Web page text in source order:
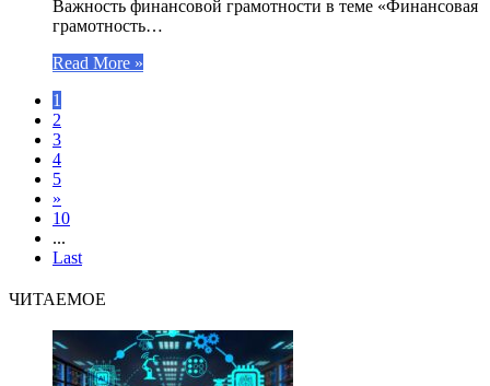
Важность финансовой грамотности в теме «Финансовая
грамотность…
Read More »
1
2
3
4
5
»
10
...
Last
ЧИТАЕМОЕ